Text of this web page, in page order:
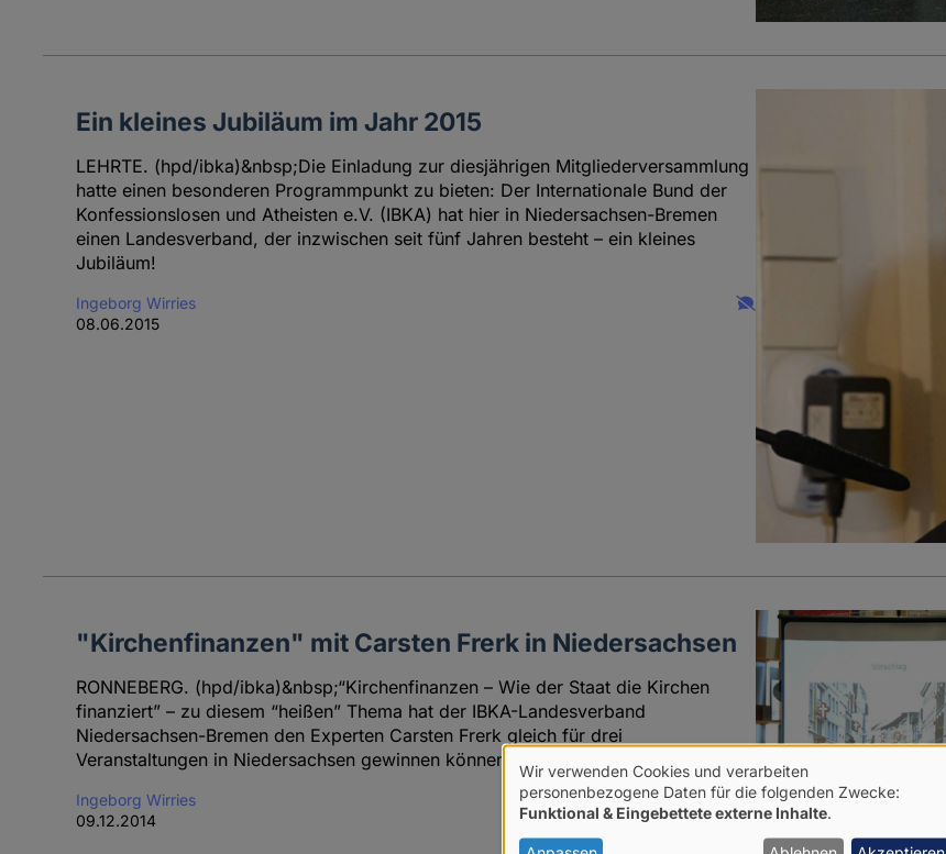
Ein kleines Jubiläum im Jahr 2015
LEHRTE. (hpd/ibka)&nbsp;Die Einladung zur diesjährigen Mitgliederversammlung
hatte einen besonderen Programmpunkt zu bieten: Der Internationale Bund der
Konfessionslosen und Atheisten e.V. (IBKA) hat hier in Niedersachsen-Bremen
einen Landesverband, der inzwischen seit fünf Jahren besteht – ein kleines
Jubiläum!
Ingeborg Wirries
08.06.2015
"Kirchenfinanzen" mit Carsten Frerk in Niedersachsen
RONNEBERG. (hpd/ibka)&nbsp;“Kirchenfinanzen – Wie der Staat die Kirchen
finanziert” – zu diesem “heißen” Thema hat der IBKA-Landesverband
Niedersachsen-Bremen den Experten Carsten Frerk gleich für drei
Veranstaltungen in Niedersachsen gewinnen können.
Ingeborg Wirries
09.12.2014
Verwendung
von
Wir verwenden Cookies und verarbeiten
personenbezogene Daten für die folgenden Zwecke:
Funktional & Eingebettete externe Inhalte